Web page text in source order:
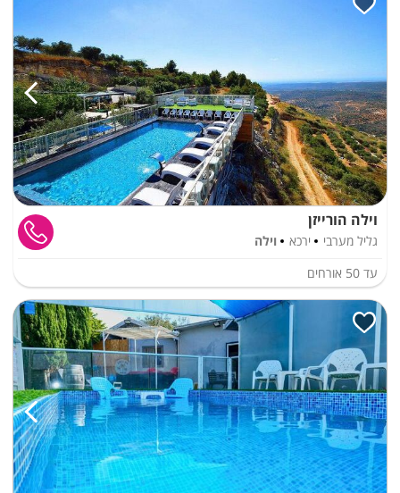
וילה הורייזן
גליל מערבי ירכא
וילה
עד 50 אורחים